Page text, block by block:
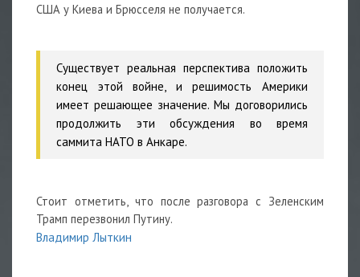
США у Киева и Брюсселя не получается.
Существует реальная перспектива положить
конец этой войне, и решимость Америки
имеет решающее значение. Мы договорились
продолжить эти обсуждения во время
саммита НАТО в Анкаре.
Стоит отметить, что после разговора с Зеленским
Трамп перезвонил Путину.
Владимир Лыткин